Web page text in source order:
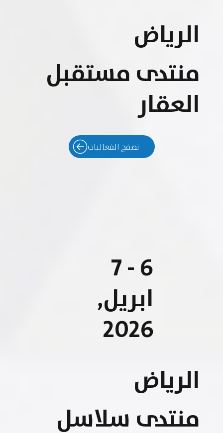
الرياض
منتدى مستقبل
العقار
تصفح الفعاليات
6 - 7
ابريل,
2026
الرياض
منتدى سلاسل